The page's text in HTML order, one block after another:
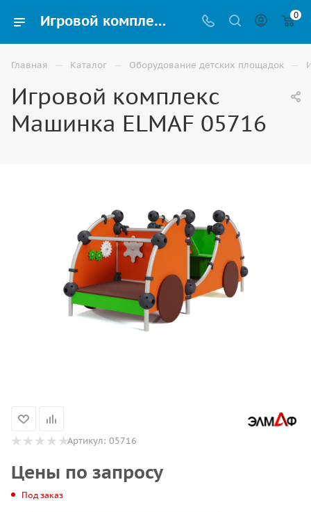
Игровой комплекс Машинка ELMAF 05716 купить для улицы в Ставрополе 0
Главная — Каталог — Оборудование детских площадок —
Игровой комплекс
Машинка ELMAF 05716
Артикул: 05716
Цены по запросу
Под заказ